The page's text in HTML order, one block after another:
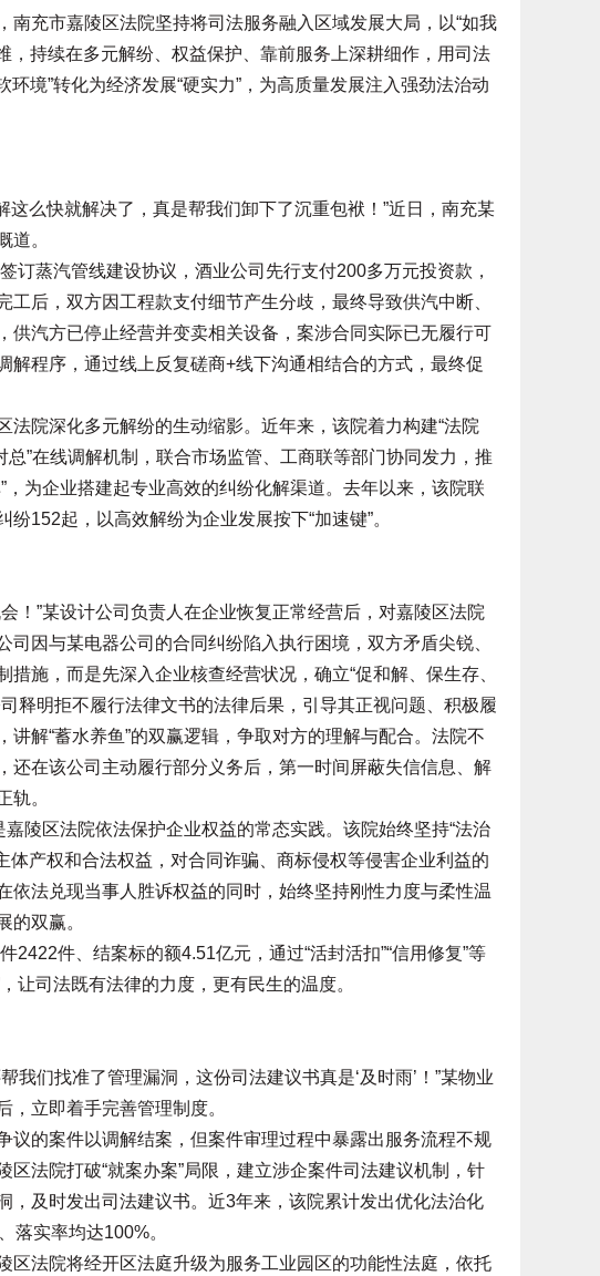
充市嘉陵区法院坚持将司法服务融入区域发展大局，以“如我
，持续在多元解纷、权益保护、靠前服务上深耕细作，用司法
环境”转化为经济发展“硬实力”，为高质量发展注入强劲法治动
么快就解决了，真是帮我们卸下了沉重包袱！”近日，南充某
道。
蒸汽管线建设协议，酒业公司先行支付200多万元投资款，
后，双方因工程款支付细节产生分歧，最终导致供汽中断、
供汽方已停止经营并变卖相关设备，案涉合同实际已无履行可
解程序，通过线上反复磋商+线下沟通相结合的方式，最终促
院深化多元解纷的生动缩影。近年来，该院着力构建“法院
总”在线调解机制，联合市场监管、工商联等部门协同发力，推
，为企业搭建起专业高效的纠纷化解渠道。去年以来，该院联
152起，以高效解纷为企业发展按下“加速键”。
”某设计公司负责人在企业恢复正常经营后，对嘉陵区法院
司因与某电器公司的合同纠纷陷入执行困境，双方矛盾尖锐、
施，而是先深入企业核查经营状况，确立“促和解、保生存、
释明拒不履行法律文书的法律后果，引导其正视问题、积极履
解“蓄水养鱼”的双赢逻辑，争取对方的理解与配合。法院不
还在该公司主动履行部分义务后，第一时间屏蔽失信信息、解
轨。
陵区法院依法保护企业权益的常态实践。该院始终坚持“法治
体产权和合法权益，对合同诈骗、商标侵权等侵害企业利益的
依法兑现当事人胜诉权益的同时，始终坚持刚性力度与柔性温
的双赢。
件、结案标的额4.51亿元，通过“活封活扣”“信用修复”等
让司法既有法律的力度，更有民生的温度。
们找准了管理漏洞，这份司法建议书真是‘及时雨’！”某物业
立即着手完善管理制度。
的案件以调解结案，但案件审理过程中暴露出服务流程不规
法院打破“就案办案”局限，建立涉企案件司法建议机制，针
，及时发出司法建议书。近3年来，该院累计发出优化法治化
落实率均达100%。
法院将经开区法庭升级为服务工业园区的功能性法庭，依托